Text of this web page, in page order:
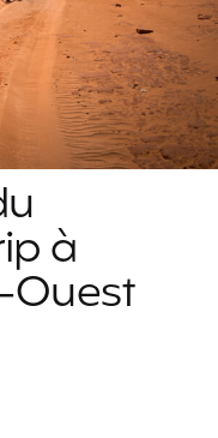
à
Ouest